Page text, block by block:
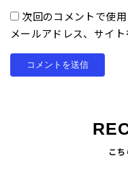
次回のコメントで使
メールアドレス、サイト